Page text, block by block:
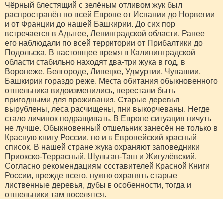
Чёрный блестящий с зелёным отливом жук был
распространён по всей Европе от Испании до Норвегии
и от Франции до нашей Башкирии. До сих пор
встречается в Адыгее, Ленинградской области. Ранее
его наблюдали по всей территории от Прибалтики до
Подольска. В настоящее время в Калининградской
области стабильно находят два-три жука в год, в
Воронеже, Белгороде, Липецке, Удмуртии, Чувашии,
Башкирии гораздо реже. Места обитания обыкновенного
отшельника видоизменились, перестали быть
пригодными для проживания. Старые деревья
вырублены, леса расчищены, пни выкорчеваны. Негде
стало личинок подращивать. В Европе ситуация ничуть
не лучше. Обыкновенный отшельник занесён не только в
Красную книгу России, но и в Европейский красный
список. В нашей стране жука охраняют заповедники
Приокско-Террасный, Шульган-Таш и Жигулёвский.
Согласно рекомендациям составителей Красной Книги
России, прежде всего, нужно охранять старые
лиственные деревья, дубы в особенности, тогда и
отшельники там поселятся.